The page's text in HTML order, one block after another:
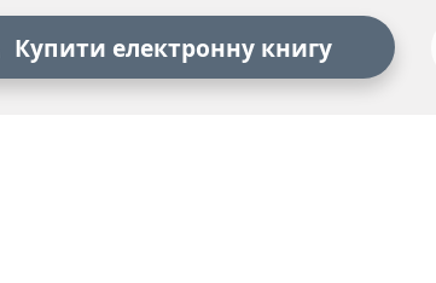
Купити електронну книгу